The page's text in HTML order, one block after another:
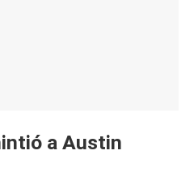
a Austin